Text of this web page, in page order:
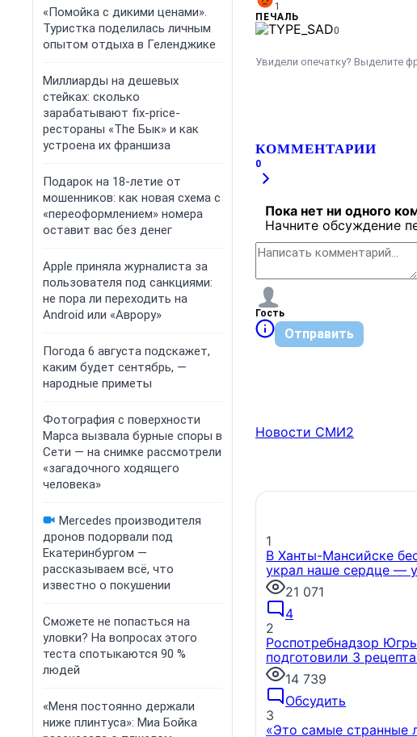
«Помойка с дикими ценами».
Туристка поделилась личным
опытом отдыха в Геленджике
Миллиарды на дешевых
стейках: сколько
зарабатывают fix-price-
рестораны «The Бык» и как
устроена их франшиза
Подарок на 18-летие от
мошенников: как новая схема с
«переоформлением» номера
оставит вас без денег
Apple приняла журналиста за
пользователя под санкциями:
не пора ли переходить на
Android или «Аврору»
Погода 6 августа подскажет,
каким будет сентябрь, —
народные приметы
Фотография с поверхности
Марса вызвала бурные споры в
Сети — на снимке рассмотрели
«загадочного ходящего
человека»
Mercedes производителя
дронов подорвали под
Екатеринбургом —
рассказываем всё, что
известно о покушении
Сможете не попасться на
уловки? На вопросах этого
теста спотыкаются 90 %
людей
«Меня постоянно держали
ниже плинтуса»: Миа Бойка
1
ПЕЧАЛЬ
0
Увидели опечатку? Выделите
КОММЕНТАРИИ
0
Пока нет ни одного
Начните обсуждение
Гость
Отправить
Новости СМИ2
1
В Ханты-Мансийске
украл наше сердце —
21 071
4
2
Роспотребнадзор
подготовили 3
14 739
Обсудить
3
«Это самые странные